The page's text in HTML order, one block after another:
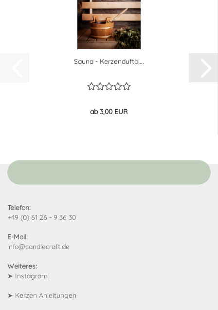
Sauna - Kerzenduftöl...
ab 3,00 EUR
Telefon:
+49 (0) 61 26 - 9 36 30
E-Mail:
info@candlecraft.de
Weiteres:
➤ Instagram
➤ Kerzen Anleitungen